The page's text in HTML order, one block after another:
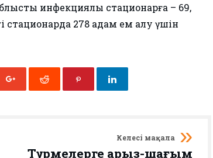
инфекциялық стационарға – 69,
стационарда 278 адам ем алу үшін
Келесі мақала
Түрмелерге арыз-шағым